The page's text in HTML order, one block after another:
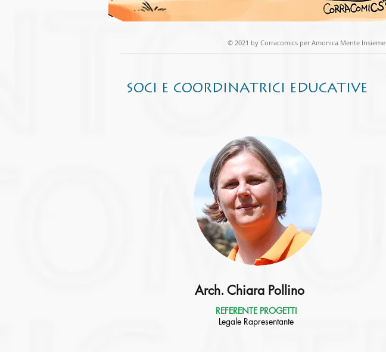
© 2021 by Corracomics per Amonica Mente Insieme
SOCI E COORDINATRICI EDUCATIVE
Arch. Chiara Pollino
REFERENTE PROGETTI
Legale Rapresentante